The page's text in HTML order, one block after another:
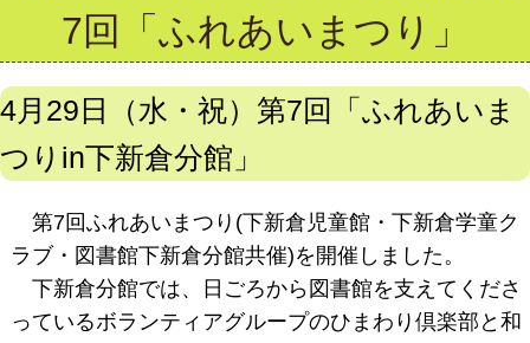
7回「ふれあいまつり」
4月29日（水・祝）第7回「ふれあいま
つりin下新倉分館」
第7回ふれあいまつり(下新倉児童館・下新倉学童ク
ラブ・図書館下新倉分館共催)を開催しました。
下新倉分館では、日ごろから図書館を支えてくださ
っているボランティアグループのひまわり倶楽部と和